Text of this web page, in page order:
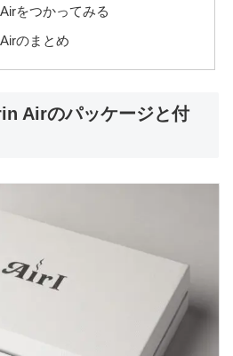
をつかってみる
のまとめ
Airのパッケージと付